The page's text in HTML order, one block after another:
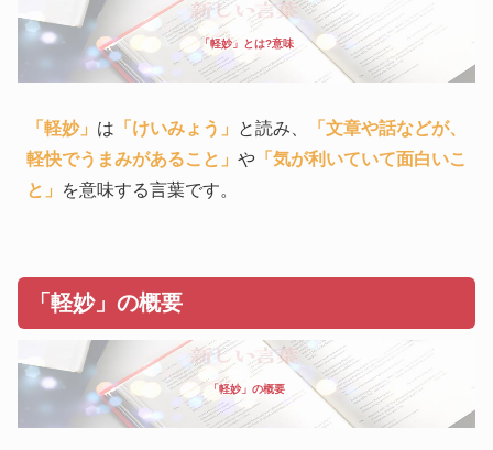
「軽妙」とは?意味
「軽妙」 は 「けいみょう」 と読み、
「文章や話などが、
軽快でうまみがあること」 や 「気が利いていて面白いこ
と」
を意味する言葉です。
「軽妙」の概要
「軽妙」の概要